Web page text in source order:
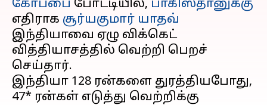
கோப்பை போட்டியில், பாகிஸ்தானுக்கு
எதிராக சூர்யகுமார் யாதவ்
இந்தியாவை ஏழு விக்கெட்
வித்தியாசத்தில் வெற்றி பெறச்
செய்தார்.
இந்தியா 128 ரன்களை துரத்தியபோது, ​​
47* ரன்கள் எடுத்து வெற்றிக்கு